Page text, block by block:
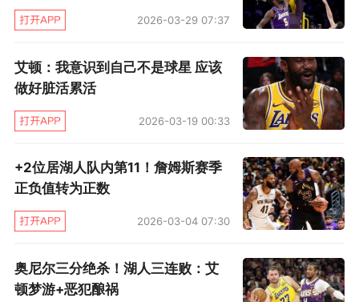
年为球员选项。这意味着如果艾顿第一年表现出
重用，则将继续占据湖人的薪资空间。
眼下，湖人一边要应对詹姆斯的情绪波动，一边
还要设法让东契奇在夏天晚些时候签下长期续约
合同，在这样的情况下，签约艾顿并不像人们想
象中那么赚。就现有阵容而言，东契奇几乎看不
到值得他信赖的夺冠前景。湖人的锋线球员扎堆
斯本人——却没有一位真正值得信赖的中锋。而
2026-03-29 07:37
艾顿：我意识到自己不是球星 应该
做好脏活累活
2026-03-19 00:33
+2位居湖人队内第11！詹姆斯赛季
正负值转为正数
2026-03-04 07:30
奥尼尔三分绝杀！湖人三连败：艾
顿梦游+恶犯酿祸